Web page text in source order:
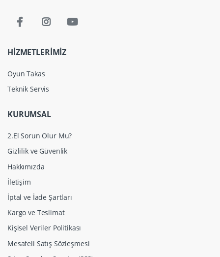
HİZMETLERİMİZ
Oyun Takas
Teknik Servis
KURUMSAL
2.El Sorun Olur Mu?
Gizlilik ve Güvenlik
Hakkımızda
İletişim
İptal ve İade Şartları
Kargo ve Teslimat
Kişisel Veriler Politikası
Mesafeli Satış Sözleşmesi